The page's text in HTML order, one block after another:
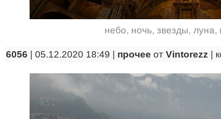
небо, ночь, звезды, луна,
6056 | 05.12.2020 18:49 | прочее от Vintorezz